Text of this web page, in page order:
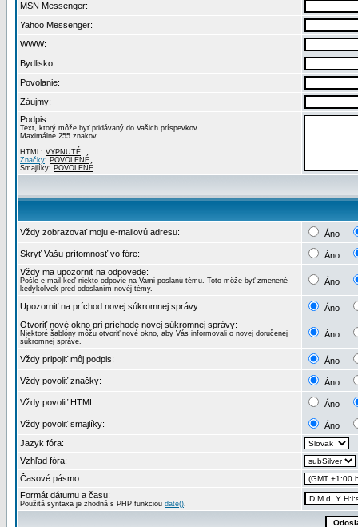
MSN Messenger:
Yahoo Messenger:
WWW:
Bydlisko:
Povolanie:
Záujmy:
Podpis:
Text, ktorý môže byť pridávaný do Vašich príspevkov.
Maximálne 255 znakov.
HTML: VYPNUTÉ
Značky: POVOLENÉ
Smajlíky: POVOLENÉ
Vždy zobrazovať moju e-mailovú adresu: Áno
Skryť Vašu prítomnosť vo fóre:
Áno
Vždy ma upozorniť na odpovede:
Pošle e-mail keď niekto odpovie na Vami poslanú tému. Toto môže byť zmenené
kedykoľvek pred odoslaním novéj témy.
Áno
Upozorniť na príchod novej súkromnej správy:
Áno
Otvoriť nové okno pri príchode novej súkromnej správy:
Niektoré šablóny môžu otvoriť nové okno, aby Vás informovali o novej doručenej
súkromnej správe.
Áno
Vždy pripojiť môj podpis: Áno
Vždy povoliť značky: Áno
Vždy povoliť HTML: Áno
Vždy povoliť smajlíky:
Áno
Jazyk fóra:
Vzhľad fóra:
Časové pásmo:
Formát dátumu a času:
Použitá syntaxa je zhodná s PHP funkciou date().